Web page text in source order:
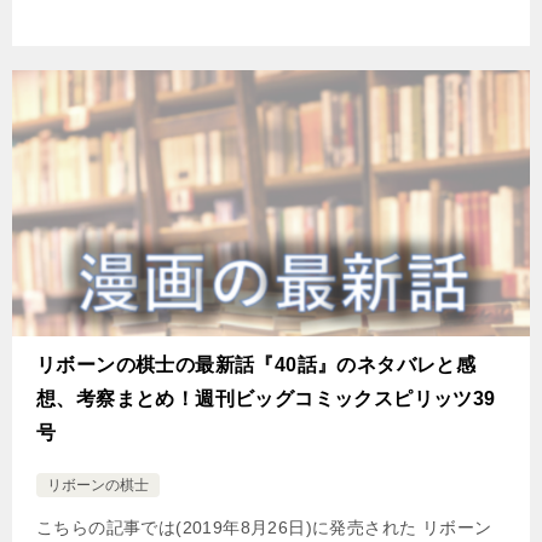
リボーンの棋士の最新話『40話』のネタバレと感
想、考察まとめ！週刊ビッグコミックスピリッツ39
号
リボーンの棋士
こちらの記事では(2019年8月26日)に発売された リボーン